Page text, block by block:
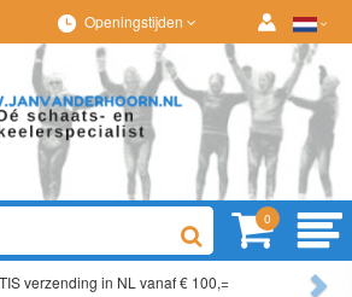
Openingstijden
0
verzending in NL vanaf € 100,=